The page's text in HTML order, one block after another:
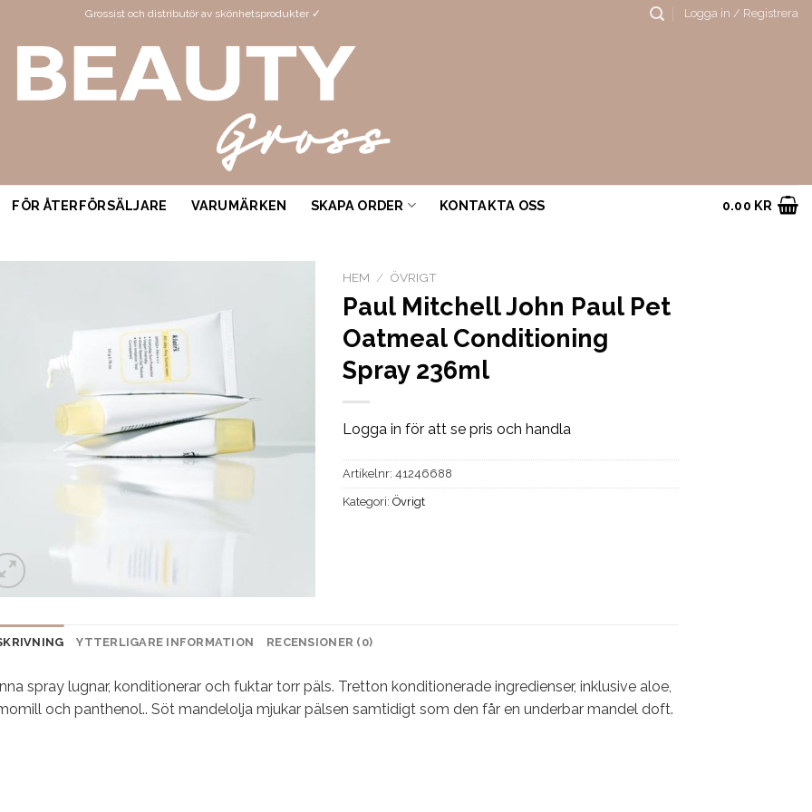
Grossist och distributör av skönhetsprodukter ✓ Logga in / Registrera
FÖR ÅTERFÖRSÄLJARE VARUMÄRKEN SKAPA ORDER KONTAKTA OSS 0.00 KR
HEM / ÖVRIGT
Paul Mitchell John Paul Pet
Oatmeal Conditioning
Spray 236ml
Logga in för att se pris och handla
Artikelnr:41246688
Kategori:Övrigt
YTTERLIGARE INFORMATION RECENSIONER (0)
spray lugnar, konditionerar och fuktar torr päls. Tretton konditionerade ingredienser, inklusive aloe,
och panthenol.. Söt mandelolja mjukar pälsen samtidigt som den får en underbar mandel doft.